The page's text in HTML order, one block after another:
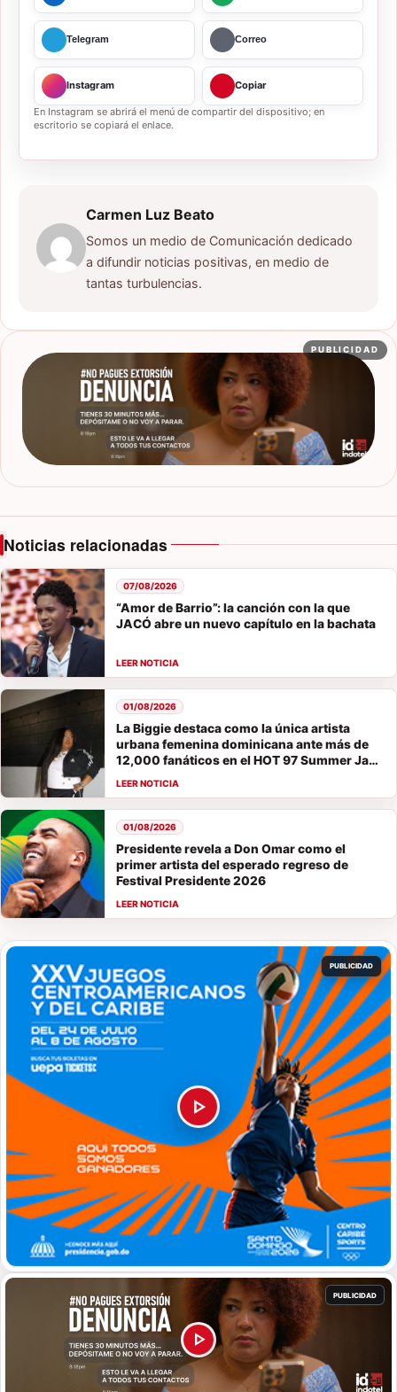
Telegram Correo
Instagram Copiar
En Instagram se abrirá el menú de compartir del dispositivo; en
escritorio se copiará el enlace.
Carmen Luz Beato
Somos un medio de Comunicación dedicado
a difundir noticias positivas, en medio de
tantas turbulencias.
PUBLICIDAD
Noticias relacionadas
“Amor de Barrio”: la canción con la que
JACÓ abre un nuevo capítulo en la bachata
07/08/2026
La Biggie destaca como la única artista
urbana femenina dominicana ante más de
12,000 fanáticos en el HOT 97 Summer Jam
01/08/2026
Presidente revela a Don Omar como el
primer artista del esperado regreso de
Festival Presidente 2026
01/08/2026